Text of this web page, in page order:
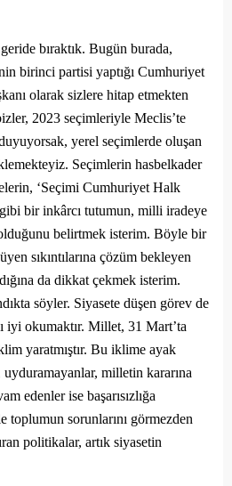
bıraktık. Bugün burada,
birinci partisi yaptığı Cumhuriyet
olarak sizlere hitap etmekten
2023 seçimleriyle Meclis’te
yerel seçimlerde oluşan
Seçimlerin hasbelkader
‘Seçimi Cumhuriyet Halk
bir inkârcı tutumun, milli iradeye
belirtmek isterim. Böyle bir
sıkıntılarına çözüm bekleyen
da dikkat çekmek isterim.
söyler. Siyasete düşen görev de
iyi okumaktır. Millet, 31 Mart’ta
yaratmıştır. Bu iklime ayak
milletin kararına
edenler ise başarısızlığa
toplumun sorunlarını görmezden
politikalar, artık siyasetin